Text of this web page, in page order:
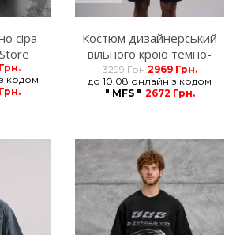
сіра
кодом
Костюм дизайнерський
вільного крою темно-
сірий MFStore
3299 Грн.2969 Грн.
до 10.08 онлайн з кодом
" MFS " 2672 Грн.